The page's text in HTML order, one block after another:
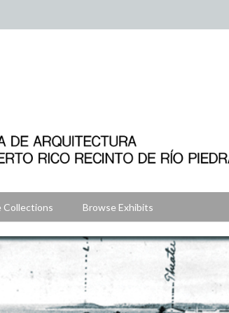
Collections Browse Exhibits